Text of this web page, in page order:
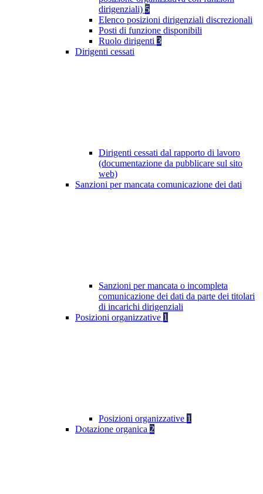
dirigenziali) 5
Elenco posizioni dirigenziali discrezionali
Posti di funzione disponibili
Ruolo dirigenti 3
Dirigenti cessati
Dirigenti cessati dal rapporto di lavoro
(documentazione da pubblicare sul sito
web)
Sanzioni per mancata comunicazione dei dati
Sanzioni per mancata o incompleta
comunicazione dei dati da parte dei titolari
di incarichi dirigenziali
Posizioni organizzative 1
Posizioni organizzative 1
Dotazione organica 2